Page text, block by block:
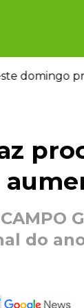
165 milhões
do